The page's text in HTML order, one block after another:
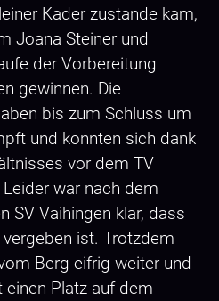
Kader zustande kam,
Joana Steiner und
der Vorbereitung
gewinnen. Die
bis zum Schluss um
und konnten sich dank
vor dem TV
war nach dem
SV Vaihingen klar, dass
ist. Trotzdem
Berg eifrig weiter und
Platz auf dem